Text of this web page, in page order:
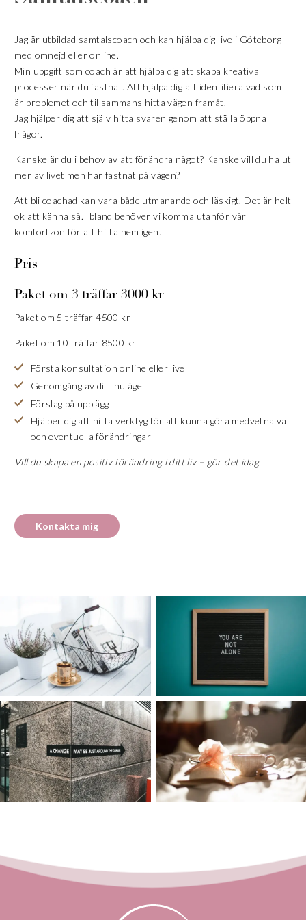
Jag är utbildad samtalscoach och kan hjälpa dig live i Göteborg
med omnejd eller online.
Min uppgift som coach är att hjälpa dig att skapa kreativa
processer när du fastnat. Att hjälpa dig att identifiera vad som
är problemet och tillsammans hitta vägen framåt.
Jag hjälper dig att själv hitta svaren genom att ställa öppna
frågor.
Kanske är du i behov av att förändra något? Kanske vill du ha ut
mer av livet men har fastnat på vägen?
Att bli coachad kan vara både utmanande och läskigt. Det är helt
ok att känna så. Ibland behöver vi komma utanför vår
komfortzon för att hitta hem igen.
Pris
Paket om 3 träffar 3000 kr
Paket om 5 träffar 4500 kr
Paket om 10 träffar 8500 kr
Första konsultation online eller live
Genomgång av ditt nuläge
Förslag på upplägg
Hjälper dig att hitta verktyg för att kunna göra medvetna val
och eventuella förändringar
Vill du skapa en positiv förändring i ditt liv – gör det idag
Kontakta mig